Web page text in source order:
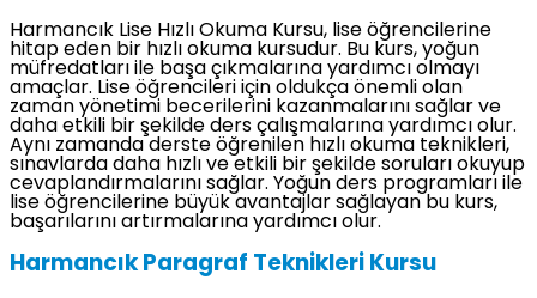
Harmancık Lise Hızlı Okuma Kursu, lise öğrencilerine
hitap eden bir hızlı okuma kursudur. Bu kurs, yoğun
müfredatları ile başa çıkmalarına yardımcı olmayı
amaçlar. Lise öğrencileri için oldukça önemli olan
zaman yönetimi becerilerini kazanmalarını sağlar ve
daha etkili bir şekilde ders çalışmalarına yardımcı olur.
Aynı zamanda derste öğrenilen hızlı okuma teknikleri,
sınavlarda daha hızlı ve etkili bir şekilde soruları okuyup
cevaplandırmalarını sağlar. Yoğun ders programları ile
lise öğrencilerine büyük avantajlar sağlayan bu kurs,
başarılarını artırmalarına yardımcı olur.
Harmancık Paragraf Teknikleri Kursu